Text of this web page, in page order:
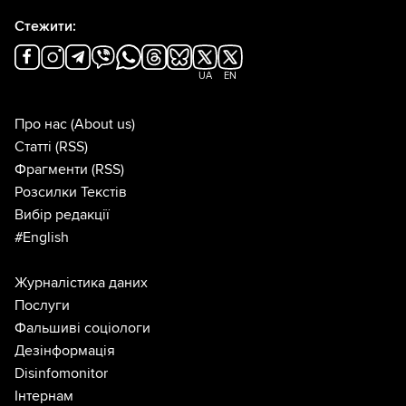
Стежити:
UA EN
Про нас (About us)
Статті (RSS)
Фрагменти (RSS)
Розсилки Текстів
Вибір редакції
#English
Журналістика даних
Послуги
Фальшиві соціологи
Дезінформація
Disinfomonitor
Інтернам